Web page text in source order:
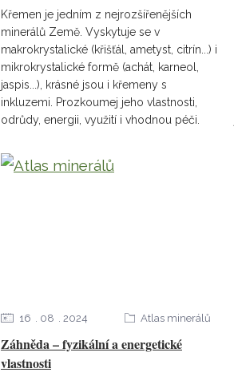
Křemen je jedním z nejrozšířenějších
minerálů Země. Vyskytuje se v
makrokrystalické (křišťál, ametyst, citrín...) i
mikrokrystalické formě (achát, karneol,
jaspis...), krásné jsou i křemeny s
inkluzemi. Prozkoumej jeho vlastnosti,
odrůdy, energii, využití i vhodnou péči.
Záhněda – fyzikální a energetické
vlastnosti
16 08 2024 Atlas minerálů